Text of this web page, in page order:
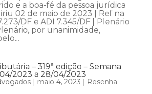
e a boa-fé da pessoa jurídica
02 de maio de 2023 | Ref na
DF e ADI 7.345/DF | Plenário
por unanimidade,
– 319ª edição – Semana
2023 a 28/04/2023
| maio 4, 2023 | Resenha